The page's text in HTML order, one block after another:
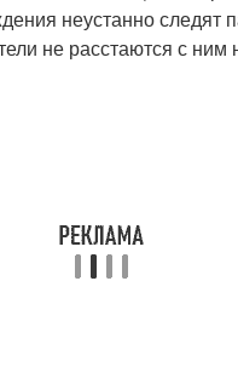
неустанно следят
не расстаются с ним